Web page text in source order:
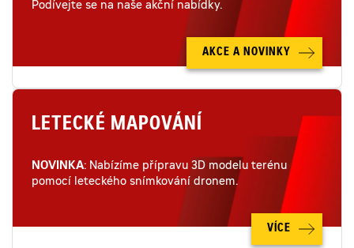
Podívejte se na naše akční nabídky.
AKCE A NOVINKY
LETECKÉ MAPOVÁNÍ
NOVINKA: Nabízíme přípravu 3D modelu terénu
pomocí leteckého snímkování dronem.
VÍCE